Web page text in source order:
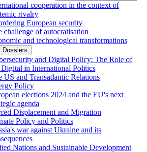
cooperation in the context of
rivalry
European security
challenge of autocratisation
and technological transformations
Dossiers
and Digital Policy: The Role of
Digital in International Politics
US and Transatlantic Relations
Policy
elections 2024 and the EU's next
agenda
Displacement and Migration
Policy and Politics
war against Ukraine and its
Nations and Sustainable Development